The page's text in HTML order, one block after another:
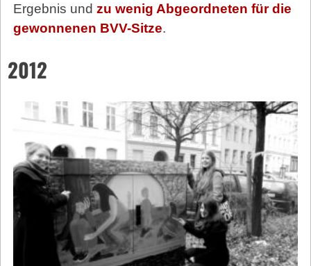
Ergebnis und zu wenig Abgeordneten für die
gewonnenen BVV-Sitze.
2012